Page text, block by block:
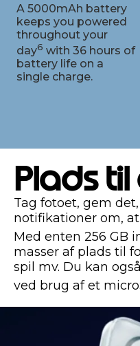
A 5000mAh battery
keeps you powered
throughout your
day6 with 36 hours of
battery life on a
single charge.
Plads
Tag fotoet, gem
notifikationer om,
Med enten 256 GB
masser af plads til
spil mv. Du kan
ved brug af et